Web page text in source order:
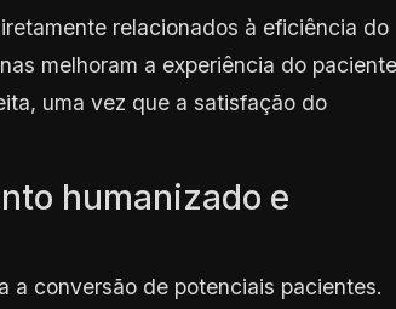
relacionados à eficiência do
melhoram a experiência do
uma vez que a satisfação do
humanizado e
a conversão de potenciais pacientes.